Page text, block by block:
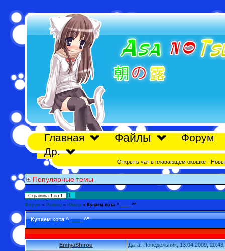
Главная Файлы
Форум
Др.
Открыть чат в плавающем окошке·
Популярные темы
Страница 1 из 1 1
Форум » Разное » Юмор » Купаем кота ^_____^"
Купаем кота ^_____^"
EmiyaShirou Дата: Понедельник, 13.04.2009,